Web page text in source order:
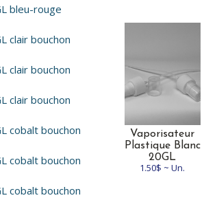
bleu-rouge
clair bouchon
clair bouchon
clair bouchon
cobalt bouchon
cobalt bouchon
cobalt bouchon
Vaporisateur
Plastique Blanc
20GL
1.50$ ~ Un.